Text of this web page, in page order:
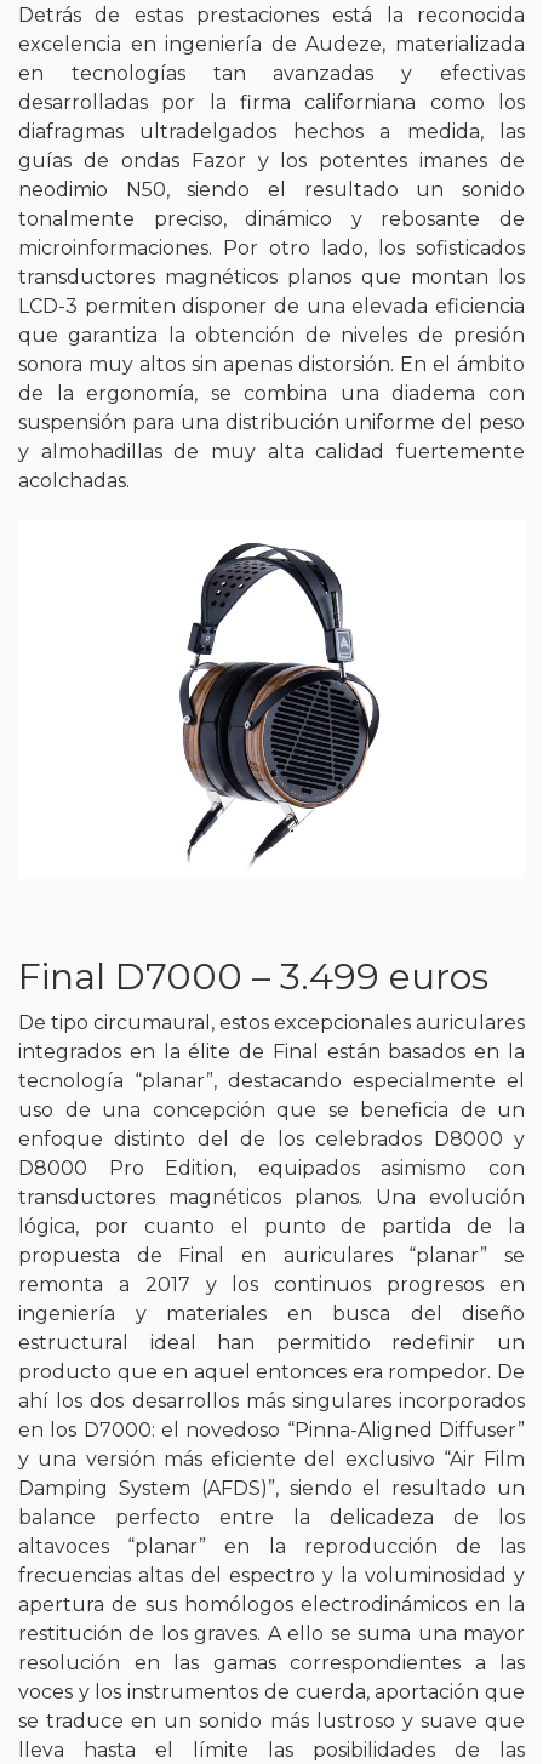
Detrás de estas prestaciones está la reconocida
excelencia en ingeniería de Audeze, materializada
en tecnologías tan avanzadas y efectivas
desarrolladas por la firma californiana como los
diafragmas ultradelgados hechos a medida, las
guías de ondas Fazor y los potentes imanes de
neodimio N50, siendo el resultado un sonido
tonalmente preciso, dinámico y rebosante de
microinformaciones. Por otro lado, los sofisticados
transductores magnéticos planos que montan los
LCD-3 permiten disponer de una elevada eficiencia
que garantiza la obtención de niveles de presión
sonora muy altos sin apenas distorsión. En el ámbito
de la ergonomía, se combina una diadema con
suspensión para una distribución uniforme del peso
y almohadillas de muy alta calidad fuertemente
acolchadas.
Final D7000 – 3.499 euros
De tipo circumaural, estos excepcionales auriculares
integrados en la élite de Final están basados en la
tecnología “planar”, destacando especialmente el
uso de una concepción que se beneficia de un
enfoque distinto del de los celebrados D8000 y
D8000 Pro Edition, equipados asimismo con
transductores magnéticos planos. Una evolución
lógica, por cuanto el punto de partida de la
propuesta de Final en auriculares “planar” se
remonta a 2017 y los continuos progresos en
ingeniería y materiales en busca del diseño
estructural ideal han permitido redefinir un
producto que en aquel entonces era rompedor. De
ahí los dos desarrollos más singulares incorporados
en los D7000: el novedoso “Pinna-Aligned Diffuser”
y una versión más eficiente del exclusivo “Air Film
Damping System (AFDS)”, siendo el resultado un
balance perfecto entre la delicadeza de los
altavoces “planar” en la reproducción de las
frecuencias altas del espectro y la voluminosidad y
apertura de sus homólogos electrodinámicos en la
restitución de los graves. A ello se suma una mayor
resolución en las gamas correspondientes a las
voces y los instrumentos de cuerda, aportación que
se traduce en un sonido más lustroso y suave que
lleva hasta el límite las posibilidades de las